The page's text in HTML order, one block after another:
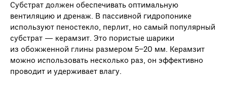
Субстрат должен обеспечивать оптимальную
вентиляцию и дренаж. В пассивной гидропонике
используют пеностекло, перлит, но самый популярный
субстрат — керамзит. Это пористые шарики
из обожженной глины размером 5−20 мм. Керамзит
можно использовать несколько раз, он эффективно
проводит и удерживает влагу.